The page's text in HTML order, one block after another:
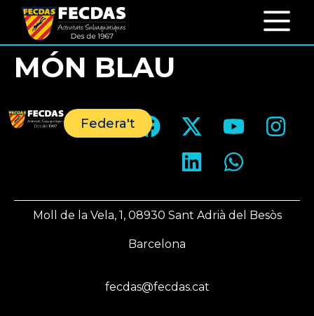
MÓN BLAU
Federa't
Moll de la Vela, 1, 08930 Sant Adrià del Besòs
Barcelona
fecdas@fecdas.cat